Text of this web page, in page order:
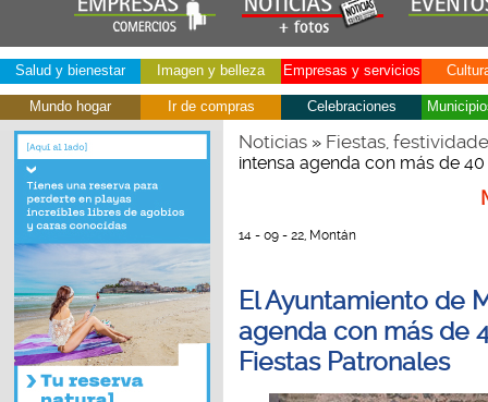
Salud y bienestar Imagen y belleza Empresas y servicios
Mundo hogar Ir de compras Celebraciones
Noticias» Fiestas,
intensa agenda con más de
14 - 09 - 22, Montán
El Ayuntamiento de
agenda con más de
Fiestas Patronales